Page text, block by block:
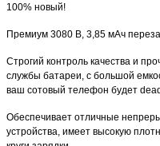
100% новый!
Премиум 3080 В, 3,85 мАч
Строгий контроль качества и
службы батареи, с большой
ваш сотовый телефон будет
Обеспечивает отличные
устройства, имеет высокую